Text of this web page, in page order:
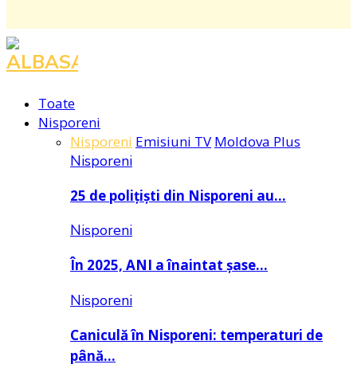
Facebook
Instagram
Youtube
Toate
Nisporeni
Nisporeni Emisiuni TV Moldova Plus
Nisporeni
25 de polițiști din Nisporeni au…
Nisporeni
În 2025, ANI a înaintat șase…
Nisporeni
Caniculă în Nisporeni: temperaturi de
până…